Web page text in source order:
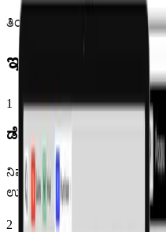
ನಿಮಗೆ ಬೇಕಾದಾಗ ನೇರ ಬೆಂಬಲ.
ತಿಂಗಳುಗಳಲ್ಲಿ ಅಲ್ಲ, ದಿನಗಳಲ್ಲಿ
ಇದು ಹೇಗೆ ಕೆಲಸ
1
ಡೆಮೋ ಬುಕ್ ಮಾಡಿ ಅಥವಾ
ನಿಮ್ಮ ಸ್ವಂತ ಡೇಟಾದಲ್ಲಿ
ಉಚಿತ 7-ದಿನಗಳ ಟ್ರಯಲ್‌ಗೆ
2